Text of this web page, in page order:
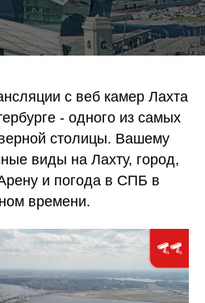
с веб камер Лахта
- одного из самых
столицы. Вашему
виды на Лахту, город,
и погода в СПБ в
времени.